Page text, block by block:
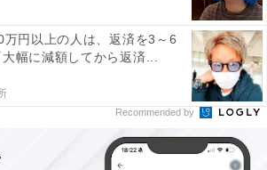
万円以上の人は、返済を3～6
幅に減額してから返済...
Recommended by